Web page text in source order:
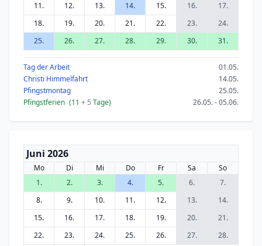
11.
12. 13. 14. 15. 16.
17.
18.
19. 20. 21. 22. 23.
24.
25.
26. 27. 28. 29. 30. 31.
Tag der Arbeit
01.05.
Christi Himmelfahrt
14.05.
Pfingstmontag
25.05.
Pfingstferien (11 + 5 Tage) 26.05. - 05.06.
Juni 2026
Mo Di Mi Do Fr Sa
So
1.
2. 3. 4. 5. 6.
7.
8.
9. 10. 11. 12. 13.
14.
15.
16. 17. 18. 19. 20.
21.
22.
23. 24. 25. 26. 27. 28.